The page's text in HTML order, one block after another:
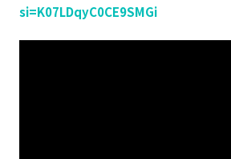
si=K07LDqyC0CE9SMGi